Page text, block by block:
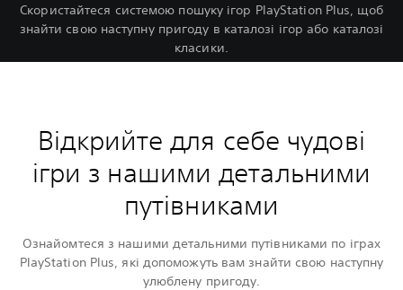
Скористайтеся системою пошуку ігор PlayStation Plus, щоб
знайти свою наступну пригоду в каталозі ігор або каталозі
класики.
Відкрийте для себе чудові
ігри з нашими детальними
путівниками
Ознайомтеся з нашими детальними путівниками по іграх
PlayStation Plus, які допоможуть вам знайти свою наступну
улюблену пригоду.